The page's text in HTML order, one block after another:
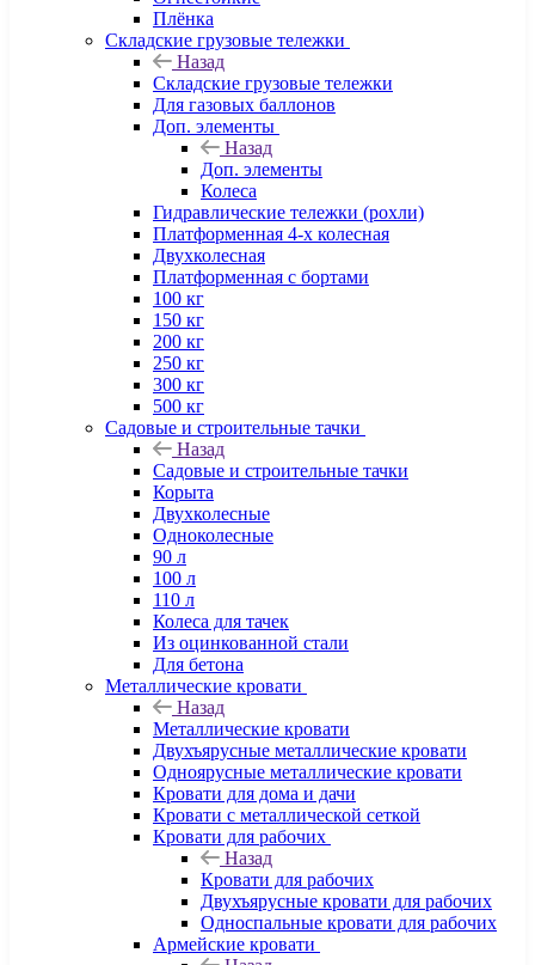
Плёнка
Складские грузовые тележки
Назад
Складские грузовые тележки
Для газовых баллонов
Доп. элементы
Назад
Доп. элементы
Колеса
Гидравлические тележки (рохли)
Платформенная 4-х колесная
Двухколесная
Платформенная с бортами
100 кг
150 кг
200 кг
250 кг
300 кг
500 кг
Садовые и строительные тачки
Назад
Садовые и строительные тачки
Корыта
Двухколесные
Одноколесные
90 л
100 л
110 л
Колеса для тачек
Из оцинкованной стали
Для бетона
Металлические кровати
Назад
Металлические кровати
Двухъярусные металлические кровати
Одноярусные металлические кровати
Кровати для дома и дачи
Кровати с металлической сеткой
Кровати для рабочих
Назад
Кровати для рабочих
Двухъярусные кровати для рабочих
Односпальные кровати для рабочих
Армейские кровати